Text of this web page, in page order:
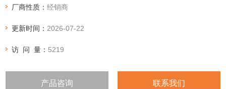
厂商性质：经销商
更新时间： 2026-07-22
访 问 量： 5219
产品咨询 联系我们